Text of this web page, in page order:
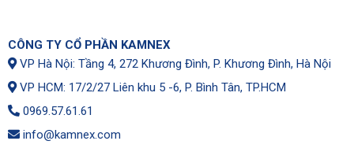
CÔNG TY CỔ PHẦN KAMNEX
VP Hà Nội: Tầng 4, 272 Khương Đình, P. Khương Đình, Hà Nội
VP HCM: 17/2/27 Liên khu 5 -6, P. Bình Tân, TP.HCM
0969.57.61.61
info@kamnex.com